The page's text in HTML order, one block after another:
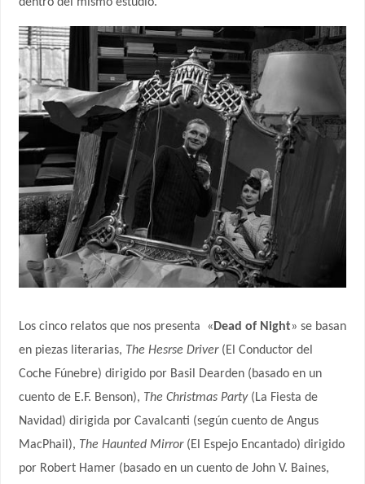
Los cinco relatos que nos presenta « Dead of Night» se basan
en piezas literarias, The Hesrse Driver(El Conductor del
Coche Fúnebre) dirigido por Basil Dearden (basado en un
cuento de E.F. Benson), The Christmas Party(La Fiesta de
Navidad) dirigida por Cavalcanti (según cuento de Angus
MacPhail), The Haunted Mirror(El Espejo Encantado) dirigido
por Robert Hamer (basado en un cuento de John V. Baines,